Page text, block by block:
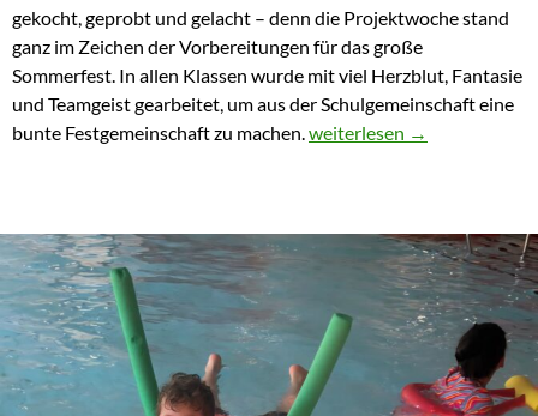
gekocht, geprobt und gelacht – denn die Projektwoche stand
ganz im Zeichen der Vorbereitungen für das große
Sommerfest. In allen Klassen wurde mit viel Herzblut, Fantasie
und Teamgeist gearbeitet, um aus der Schulgemeinschaft eine
bunte Festgemeinschaft zu machen.🐞 Projektwoche an der
weiterlesen →